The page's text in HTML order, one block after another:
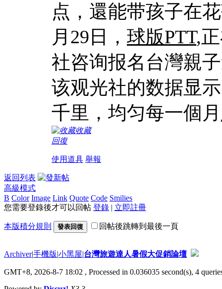
点，還能带孩子在
月29日， 球版PTT,
社咨询报名台灣親
该观光社的数据显
千里，均匀每一個月
收藏
回復
使用道具 舉報
返回列表
高級模式
B Color Image Link Quote Code Smilies
您需要登錄後才可以回帖 登錄 | 立即註冊
本版積分規則 發表回復 回帖後跳轉到最後一頁
Archiver|手機版|小黑屋|台灣旅遊達人暑假大促銷論壇
GMT+8, 2026-8-7 18:02 , Processed in 0.036035 second(s), 4